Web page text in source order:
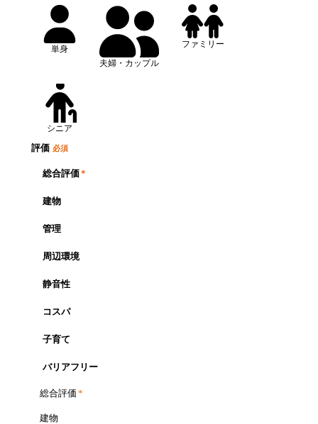
単身
夫婦・カップル
ファミリー
シニア
評価 必須
総合評価*
建物
管理
周辺環境
静音性
コスパ
子育て
バリアフリー
総合評価 *
建物